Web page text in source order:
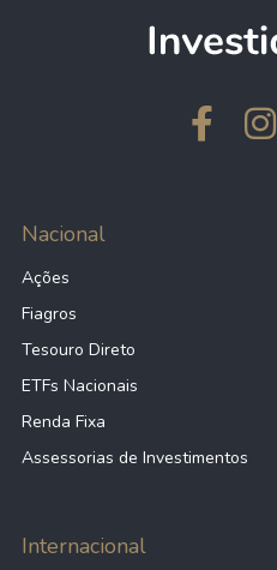
Nacional
Ações
Fiagros
Tesouro Direto
ETFs Nacionais
Renda Fixa
Assessorias de Investimentos
Internacional